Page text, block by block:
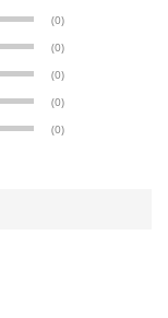
(0)
(0)
(0)
(0)
(0)